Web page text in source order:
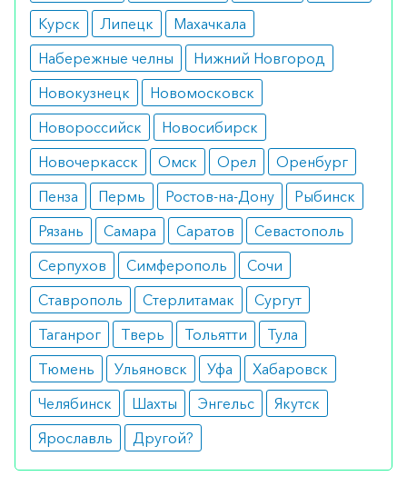
Кондилин (Кондилокс, Подофиллотоксин)
раствор 0,5% (5 мг/мл) 3.5 мл
Как оформить заказ?
Вы можете заказать препарат с доставкой в
аптеку-партнёра в вашем городе. Для этого Вы
можете оформить бронирование на сайте или
заказать по телефону8 800 301 52 86(бесплатно
с любого телефона по РФ)
Курск
Липецк
Махачкала
Набережные челны
Нижний Новгород
Новокузнецк
Новомосковск
Новороссийск
Новосибирск
Новочеркасск
Омск Орел
Оренбург
Пенза
Пермь Ростов-на-Дону
Рыбинск
Рязань
Самара Саратов
Севастополь
Серпухов
Симферополь
Сочи
Ставрополь
Стерлитамак
Сургут
Таганрог
Тверь Тольятти
Тула
Тюмень
Ульяновск Уфа
Хабаровск
Челябинск
Шахты Энгельс
Якутск
Ярославль
Другой?